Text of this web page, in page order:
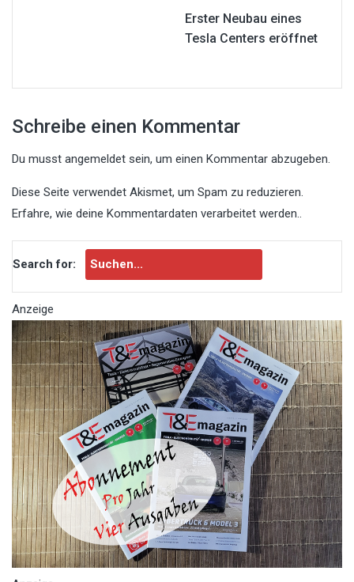
Erster Neubau eines
Tesla Centers eröffnet
Schreibe einen Kommentar
Du musst angemeldet sein, um einen Kommentar abzugeben.
Diese Seite verwendet Akismet, um Spam zu reduzieren.
Erfahre, wie deine Kommentardaten verarbeitet werden..
Search for:
Anzeige